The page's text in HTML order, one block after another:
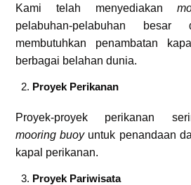
Kami telah menyediakan
pelabuhan-pelabuhan
membutuhkan penambatan
berbagai belahan dunia.
Proyek Perikanan
Proyek-proyek perikanan
mooring buoyuntuk penandaan
kapal perikanan.
Proyek Pariwisata